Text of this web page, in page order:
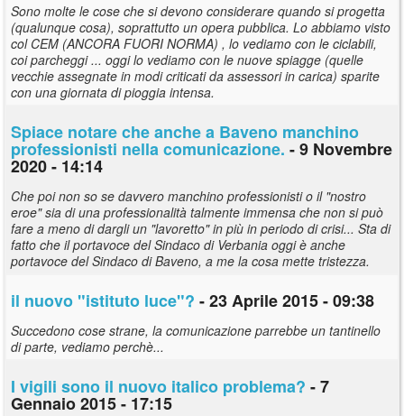
Sono molte le cose che si devono considerare quando si progetta
(qualunque cosa), soprattutto un opera pubblica. Lo abbiamo visto
col CEM (ANCORA FUORI NORMA) , lo vediamo con le ciclabili,
coi parcheggi ... oggi lo vediamo con le nuove spiagge (quelle
vecchie assegnate in modi criticati da assessori in carica) sparite
con una giornata di pioggia intensa.
Spiace notare che anche a Baveno manchino
professionisti nella comunicazione. - 9 Novembre
2020 - 14:14
Che poi non so se davvero manchino professionisti o il "nostro
eroe" sia di una professionalità talmente immensa che non si può
fare a meno di dargli un "lavoretto" in più in periodo di crisi... Sta di
fatto che il portavoce del Sindaco di Verbania oggi è anche
portavoce del Sindaco di Baveno, a me la cosa mette tristezza.
il nuovo "istituto luce"? - 23 Aprile 2015 - 09:38
Succedono cose strane, la comunicazione parrebbe un tantinello
di parte, vediamo perchè...
I vigili sono il nuovo italico problema? - 7
Gennaio 2015 - 17:15